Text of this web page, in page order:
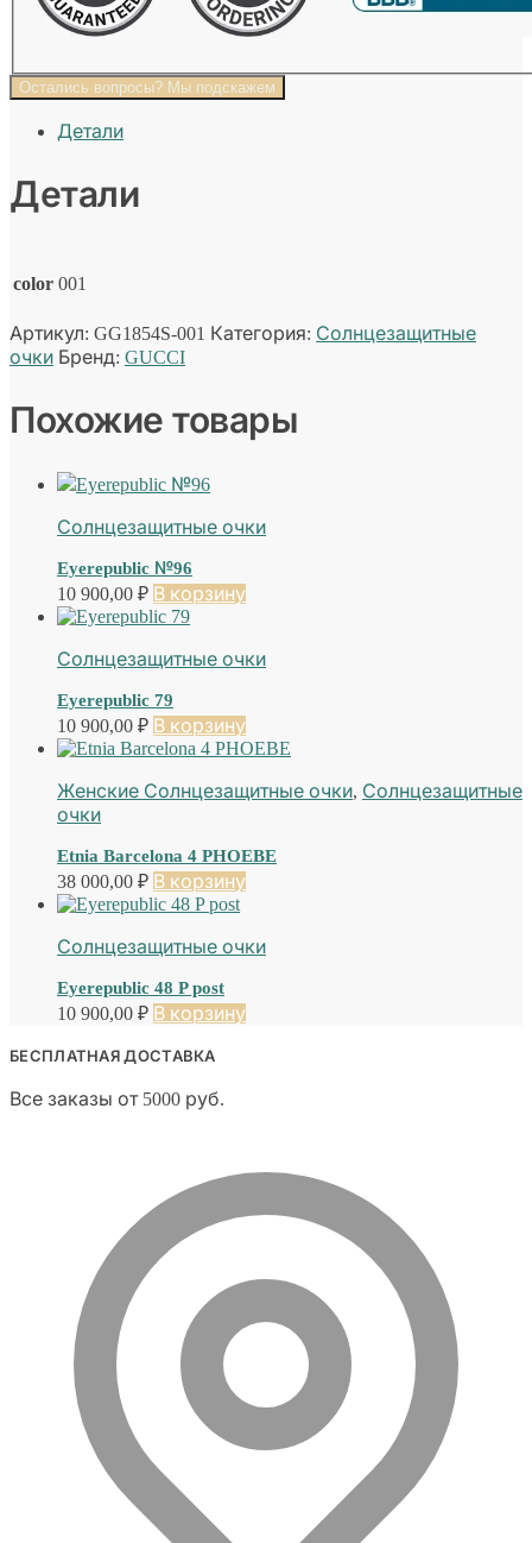
Остались вопросы? Мы подскажем
Детали
Детали
color 001
Артикул: GG1854S-001 Категория: Солнцезащитные
очки Бренд: GUCCI
Похожие товары
Солнцезащитные очки
Eyerepublic №96
10 900,00 ₽ В корзину
Солнцезащитные очки
Eyerepublic 79
10 900,00 ₽ В корзину
Женские Солнцезащитные очки, Солнцезащитные
очки
Etnia Barcelona 4 PHOEBE
38 000,00 ₽ В корзину
Солнцезащитные очки
Eyerepublic 48 P post
10 900,00 ₽ В корзину
БЕСПЛАТНАЯ ДОСТАВКА
Все заказы от 5000 руб.